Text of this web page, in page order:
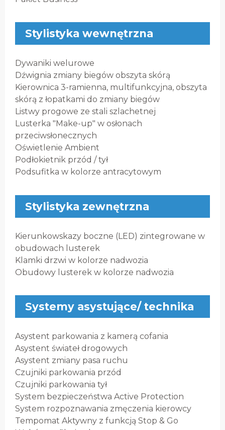
Stylistyka wewnętrzna
Dywaniki welurowe
Dźwignia zmiany biegów obszyta skórą
Kierownica 3-ramienna, multifunkcyjna, obszyta
skórą z łopatkami do zmiany biegów
Listwy progowe ze stali szlachetnej
Lusterka "Make-up" w osłonach
przeciwsłonecznych
Oświetlenie Ambient
Podłokietnik przód / tył
Podsufitka w kolorze antracytowym
Stylistyka zewnętrzna
Kierunkowskazy boczne (LED) zintegrowane w
obudowach lusterek
Klamki drzwi w kolorze nadwozia
Obudowy lusterek w kolorze nadwozia
Systemy asystujące/ technika
Asystent parkowania z kamerą cofania
Asystent świateł drogowych
Asystent zmiany pasa ruchu
Czujniki parkowania przód
Czujniki parkowania tył
System bezpieczeństwa Active Protection
System rozpoznawania zmęczenia kierowcy
Tempomat Aktywny z funkcją Stop & Go